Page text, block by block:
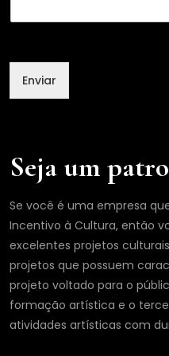
a
N
m
Enviar
Seja um
Se você é uma empresa
Incentivo à Cultura, então
excelentes projetos
projetos que possuem
projeto voltado para o
formação artística e o
atividades artísticas com